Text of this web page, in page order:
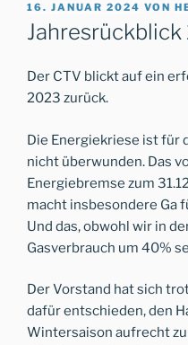
VERÖFFENTLICHT
AM
16. JANUAR 2024 VON
Jahresrückblick
Der CTV blickt auf ein
2023 zurück.
Die Energiekriese ist für
nicht überwunden. Das
Energiebremse zum
macht insbesondere Ga
Und das, obwohl wir in
Gasverbrauch um 40%
Der Vorstand hat sich
dafür entschieden, den
Wintersaison aufrecht